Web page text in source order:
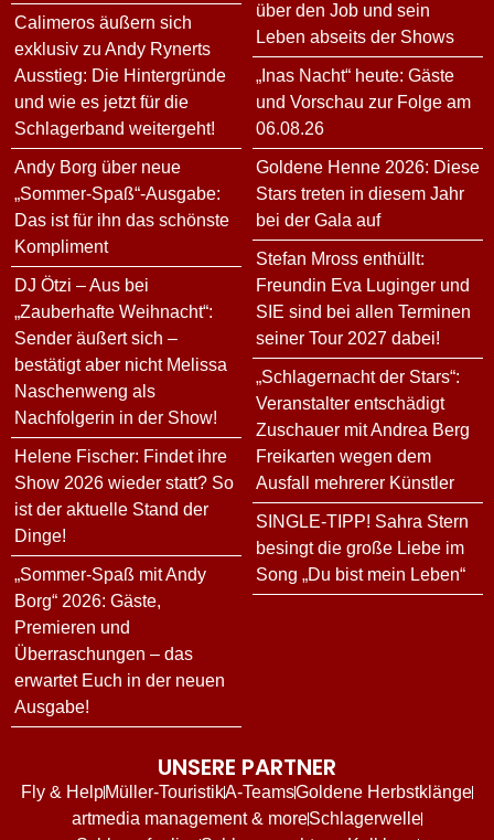
Calimeros äußern sich
exklusiv zu Andy Rynerts
Ausstieg: Die Hintergründe
und wie es jetzt für die
Schlagerband weitergeht!
Andy Borg über neue
„Sommer-Spaß“-Ausgabe:
Das ist für ihn das schönste
Kompliment
DJ Ötzi – Aus bei
„Zauberhafte Weihnacht“:
Sender äußert sich –
bestätigt aber nicht Melissa
Naschenweng als
Nachfolgerin in der Show!
Helene Fischer: Findet ihre
Show 2026 wieder statt? So
ist der aktuelle Stand der
Dinge!
„Sommer-Spaß mit Andy
Borg“ 2026: Gäste,
Premieren und
Überraschungen – das
erwartet Euch in der neuen
Ausgabe!
über den Job und sein
Leben abseits der Shows
„Inas Nacht“ heute: Gäste
und Vorschau zur Folge am
06.08.26
Goldene Henne 2026: Diese
Stars treten in diesem Jahr
bei der Gala auf
Stefan Mross enthüllt:
Freundin Eva Luginger und
SIE sind bei allen Terminen
seiner Tour 2027 dabei!
„Schlagernacht der Stars“:
Veranstalter entschädigt
Zuschauer mit Andrea Berg
Freikarten wegen dem
Ausfall mehrerer Künstler
SINGLE-TIPP! Sahra Stern
besingt die große Liebe im
Song „Du bist mein Leben“
UNSERE PARTNER
Fly & HelpMüller-TouristikA-TeamsGoldene Herbstklänge
artmedia management & moreSchlagerwelle